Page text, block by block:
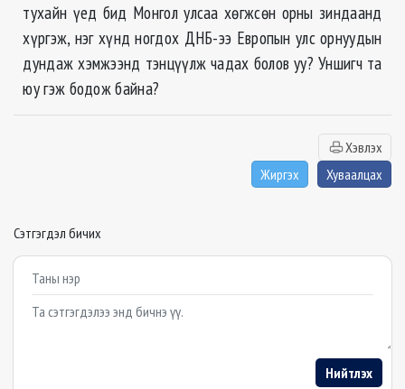
тухайн үед бид Монгол улсаа хөгжсөн орны зиндаанд
хүргэж, нэг хүнд ногдох ДНБ-ээ Европын улс орнуудын
дундаж хэмжээнд тэнцүүлж чадах болов уу? Уншигч та
юу гэж бодож байна?
Хэвлэх
Жиргэх
Хуваалцах
Сэтгэгдэл бичих
Example textarea
Нийтлэх